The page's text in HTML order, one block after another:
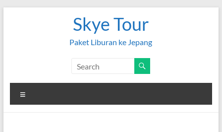
Skye Tour
Paket Liburan ke Jepang